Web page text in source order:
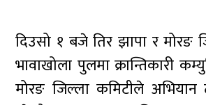
दिउसो १ बजे तिर झापा र मोरङ
भावाखोला पुलमा क्रान्तिकारी
मोरङ जिल्ला कमिटीले अभियान